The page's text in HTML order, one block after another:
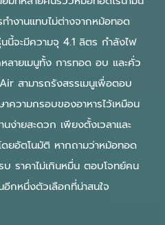
ำงานแทบไม่ต่างจากหม้อทอด
นี้จะมีความจุ 4.1 ลิตร กำลังไฟ
ลายเมนูทั้ง การทอด อบ และคั่ว
สามารถรังสรรเมนูเพื่อตอบ
วามกรอบของอาหารไว้เหมือน
ง่ายสะดวก เพียงตั้งเวลาและ
ยอัตโนมัติ หากถามว่าหม้อทอด
ราคาไม่เกินหมื่น ตอบโจทย์คน
กหนึ่งตัวเลือกที่น่าสนใจ